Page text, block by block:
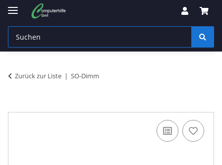
Zurück zur Liste SO-Dimm